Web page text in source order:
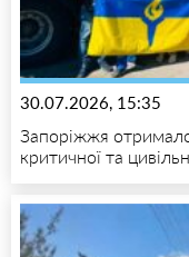
30.07.2026, 15:35
Запоріжжя отримало
критичної та